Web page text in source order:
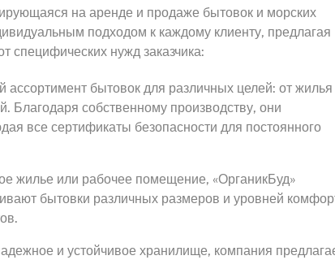
на аренде и продаже бытовок и морских
подходом к каждому клиенту, предлагая
специфических нужд заказчика:
бытовок для различных целей: от жилья
собственному производству, они
все сертификаты безопасности для постоянного
жилье или рабочее помещение, «ОрганикБуд»
бытовки различных размеров и уровней
и устойчивое хранилище, компания